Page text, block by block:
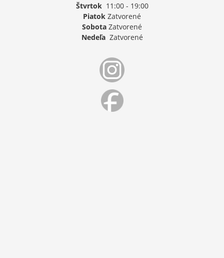
Štvrtok11:00 - 19:00
Piatok Zatvorené
Sobota Zatvorené
NedeľaZatvorené